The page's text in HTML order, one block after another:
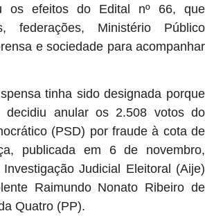
os efeitos do Edital nº 66, que
federações, Ministério Público
e sociedade para acompanhar
tinha sido designada porque
decidiu anular os 2.508 votos do
(PSD) por fraude à cota de
publicada em 6 de novembro,
Judicial Eleitoral (Aije)
Raimundo Nonato Ribeiro de
Quatro (PP).